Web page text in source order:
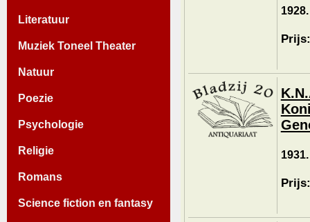
Literatuur
Muziek Toneel Theater
Natuur
Poezie
Psychologie
Religie
Romans
Science fiction en fantasy